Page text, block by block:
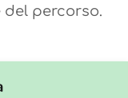
percorso.